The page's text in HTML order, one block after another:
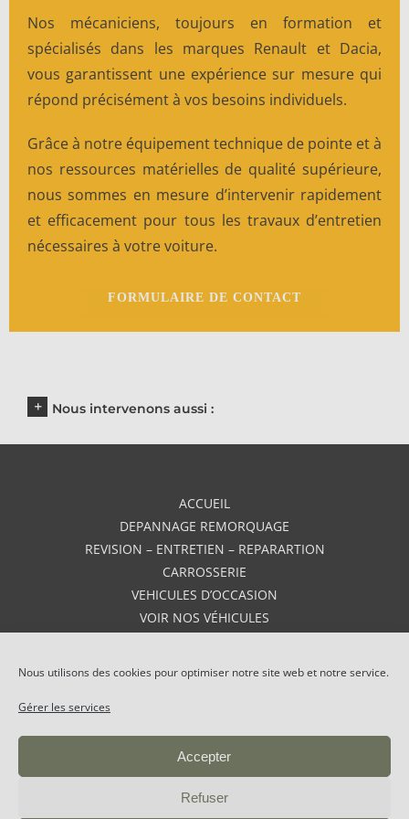
Nous utilisons des cookies pour optimiser notre site web et notre service.
Gérer les services
Accepter
Refuser
Nos mécaniciens, toujours en formation et
spécialisés dans les marques Renault et Dacia,
vous garantissent une expérience sur mesure qui
répond précisément à vos besoins individuels.
Grâce à notre équipement technique de pointe et à
nos ressources matérielles de qualité supérieure,
nous sommes en mesure d’intervenir rapidement
et efficacement pour tous les travaux d’entretien
nécessaires à votre voiture.
FORMULAIRE DE CONTACT
Nous intervenons aussi :
ACCUEIL
DEPANNAGE REMORQUAGE
REVISION – ENTRETIEN – REPARARTION
CARROSSERIE
VEHICULES D’OCCASION
VOIR NOS VÉHICULES
GARAGE DU BARREAU|MENTIONS LÉGALES
POLITIQUE DE CONFIDENTIALITÉ|PLAN DE SITE